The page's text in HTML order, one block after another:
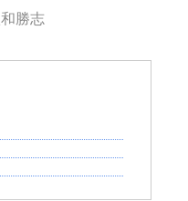
勝志